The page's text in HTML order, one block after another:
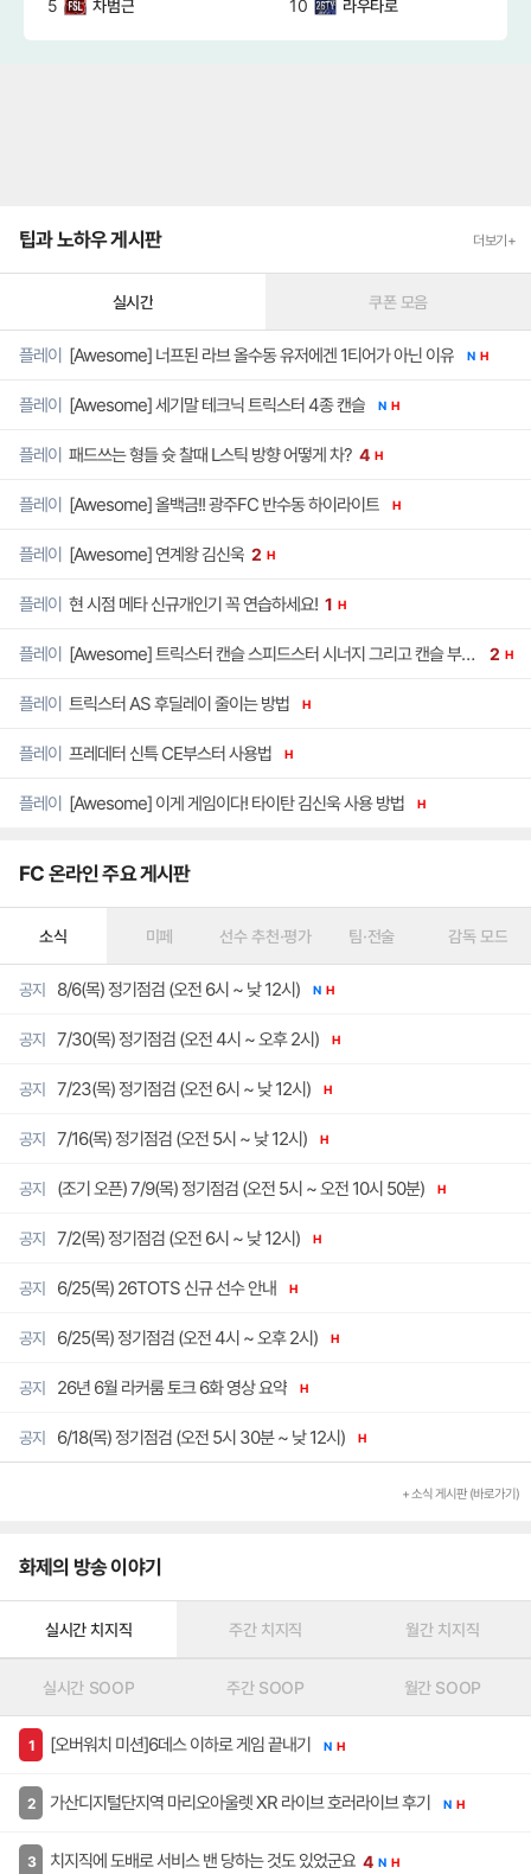
5 차범근 10 라우타로
팁과 노하우 게시판 더보기+
실시간 쿠폰 모음
플레이 [Awesome] 너프된 라브 올수동 유저에겐 1티어가 아닌 이유 N H
플레이 [Awesome] 세기말 테크닉 트릭스터 4종 캔슬 N H
플레이 패드쓰는 형들 슛 찰때 L스틱 방향 어떻게 차? 4 H
플레이 [Awesome] 올백금!! 광주FC 반수동 하이라이트 H
플레이 [Awesome] 연계왕 김신욱 2 H
플레이 현 시점 메타 신규개인기 꼭 연습하세요! 1 H
플레이 [Awesome] 트릭스터 캔슬 스피드스터 시너지 그리고 캔슬 부스트 2 H
플레이 트릭스터 AS 후딜레이 줄이는 방법 H
플레이 프레데터 신특 CE부스터 사용법 H
플레이 [Awesome] 이게 게임이다! 타이탄 김신욱 사용 방법 H
FC 온라인 주요 게시판
소식 미페 선수 추천·평가 팀·전술 감독 모드
공지 8/6(목) 정기점검 (오전 6시 ~ 낮 12시) N H
공지 7/30(목) 정기점검 (오전 4시 ~ 오후 2시) H
공지 7/23(목) 정기점검 (오전 6시 ~ 낮 12시) H
공지 7/16(목) 정기점검 (오전 5시 ~ 낮 12시) H
공지 (조기 오픈) 7/9(목) 정기점검 (오전 5시 ~ 오전 10시 50분) H
공지 7/2(목) 정기점검 (오전 6시 ~ 낮 12시) H
공지 6/25(목) 26TOTS 신규 선수 안내 H
공지 6/25(목) 정기점검 (오전 4시 ~ 오후 2시) H
공지 26년 6월 라커룸 토크 6화 영상 요약 H
공지 6/18(목) 정기점검 (오전 5시 30분 ~ 낮 12시) H
+ 소식 게시판 (바로가기)
화제의 방송 이야기
실시간 치지직 주간 치지직 월간 치지직
실시간 SOOP 주간 SOOP 월간 SOOP
[오버워치 미션]6데스 이하로 게임 끝내기 N H
가산디지털단지역 마리오아울렛 XR 라이브 호러라이브 후기 N H
치지직에 도배로 서비스 밴 당하는 것도 있었군요 4 N H